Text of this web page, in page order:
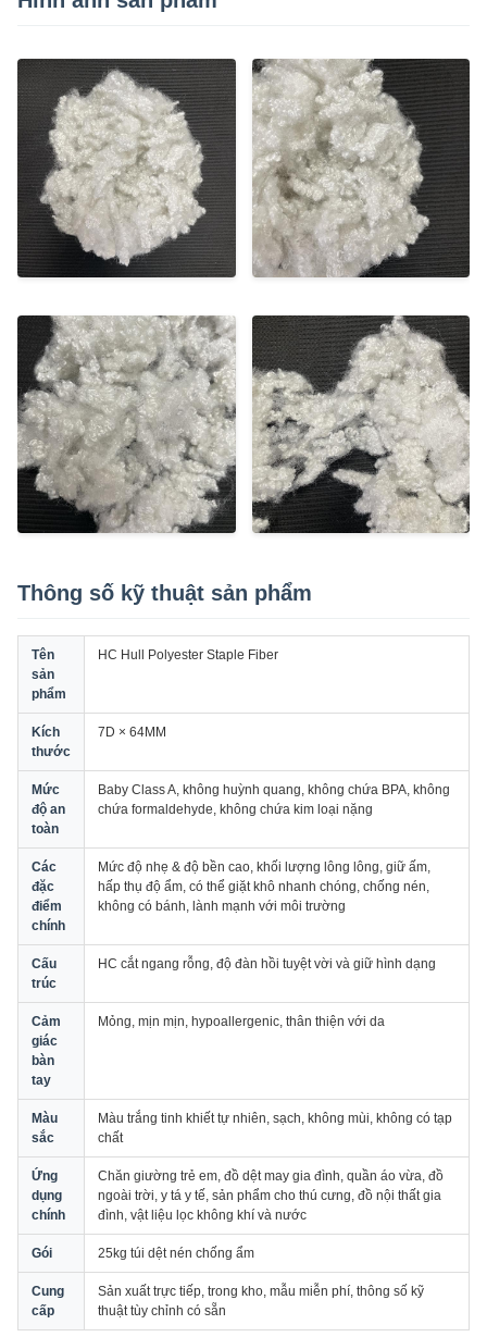
Thông số kỹ thuật sản phẩm
Tên
sản
phẩm
HC Hull Polyester Staple Fiber
Kích
thước
7D × 64MM
Mức
độ an
toàn
Baby Class A, không huỳnh quang, không chứa BPA, không
chứa formaldehyde, không chứa kim loại nặng
Các
đặc
điểm
chính
Mức độ nhẹ & độ bền cao, khối lượng lông lông, giữ ấm,
hấp thụ độ ẩm, có thể giặt khô nhanh chóng, chống nén,
không có bánh, lành mạnh với môi trường
Cấu
trúc
HC cắt ngang rỗng, độ đàn hồi tuyệt vời và giữ hình dạng
Cảm
giác
bàn
tay
Mỏng, mịn mịn, hypoallergenic, thân thiện với da
Màu
sắc
Màu trắng tinh khiết tự nhiên, sạch, không mùi, không có tạp
chất
Ứng
dụng
chính
Chăn giường trẻ em, đồ dệt may gia đình, quần áo vừa, đồ
ngoài trời, y tá y tế, sản phẩm cho thú cưng, đồ nội thất gia
đình, vật liệu lọc không khí và nước
Gói 25kg túi dệt nén chống ẩm
Cung
cấp
Sản xuất trực tiếp, trong kho, mẫu miễn phí, thông số kỹ
thuật tùy chỉnh có sẵn